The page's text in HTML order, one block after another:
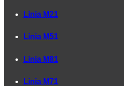
Linia M21
Linia M51
Linia M81
Linia M71